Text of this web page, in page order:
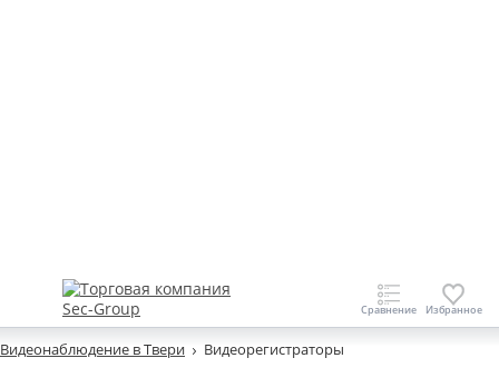
Видеонаблюдение в Твери Видеорегистраторы